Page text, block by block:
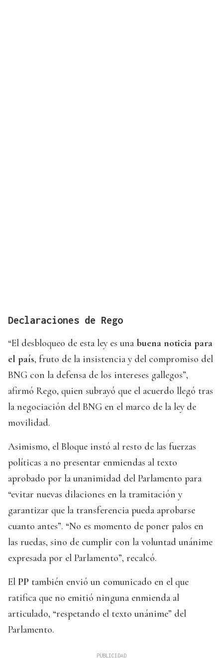
Declaraciones de Rego
“El desbloqueo de esta ley es una buena noticia para
el país, fruto de la insistencia y del compromiso del
BNG con la defensa de los intereses gallegos”,
afirmó Rego, quien subrayó que el acuerdo llegó tras
la negociación del BNG en el marco de la ley de
movilidad.
Asimismo, el Bloque instó al resto de las fuerzas
políticas a no presentar enmiendas al texto
aprobado por la unanimidad del Parlamento para
“evitar nuevas dilaciones en la tramitación y
garantizar que la transferencia pueda aprobarse
cuanto antes”. “No es momento de poner palos en
las ruedas, sino de cumplir con la voluntad unánime
expresada por el Parlamento”, recalcó.
El PP también envió un comunicado en el que
ratifica que no emitió ninguna enmienda al
articulado, “respetando el texto unánime” del
Parlamento.